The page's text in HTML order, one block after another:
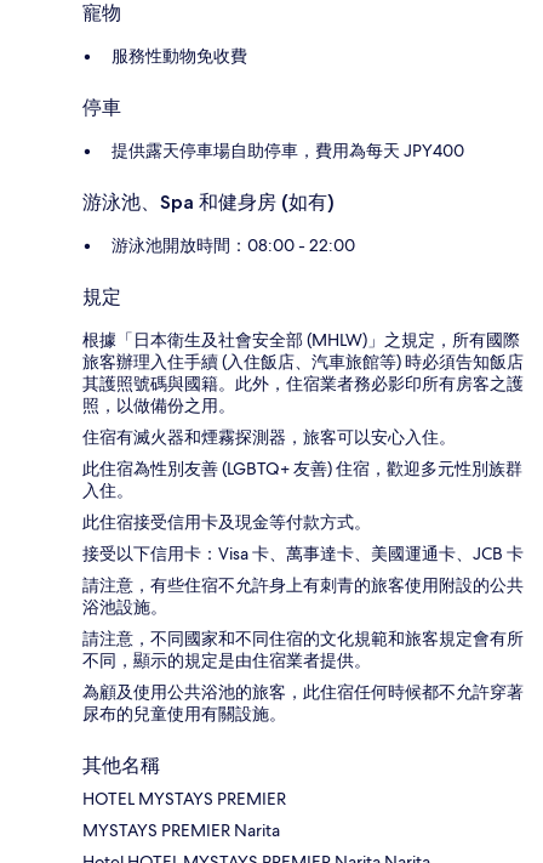
寵物
服務性動物免收費
停車
提供露天停車場自助停車，費用為每天 JPY400
游泳池、Spa 和健身房 (如有)
游泳池開放時間：08:00 - 22:00
規定
根據「日本衛生及社會安全部 (MHLW)」之規定，所有國際
旅客辦理入住手續 (入住飯店、汽車旅館等) 時必須告知飯店
其護照號碼與國籍。此外，住宿業者務必影印所有房客之護
照，以做備份之用。
住宿有滅火器和煙霧探測器，旅客可以安心入住。
此住宿為性別友善 (LGBTQ+ 友善) 住宿，歡迎多元性別族群
入住。
此住宿接受信用卡及現金等付款方式。
接受以下信用卡：Visa 卡、萬事達卡、美國運通卡、JCB 卡
請注意，有些住宿不允許身上有刺青的旅客使用附設的公共
浴池設施。
請注意，不同國家和不同住宿的文化規範和旅客規定會有所
不同，顯示的規定是由住宿業者提供。
為顧及使用公共浴池的旅客，此住宿任何時候都不允許穿著
尿布的兒童使用有關設施。
其他名稱
HOTEL MYSTAYS PREMIER
MYSTAYS PREMIER Narita